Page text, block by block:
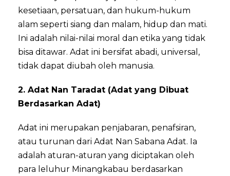
kesetiaan, persatuan, dan hukum-hukum
alam seperti siang dan malam, hidup dan mati.
Ini adalah nilai-nilai moral dan etika yang tidak
bisa ditawar. Adat ini bersifat abadi, universal,
tidak dapat diubah oleh manusia.
2. Adat Nan Taradat (Adat yang Dibuat
Berdasarkan Adat)
Adat ini merupakan penjabaran, penafsiran,
atau turunan dari Adat Nan Sabana Adat. Ia
adalah aturan-aturan yang diciptakan oleh
para leluhur Minangkabau berdasarkan